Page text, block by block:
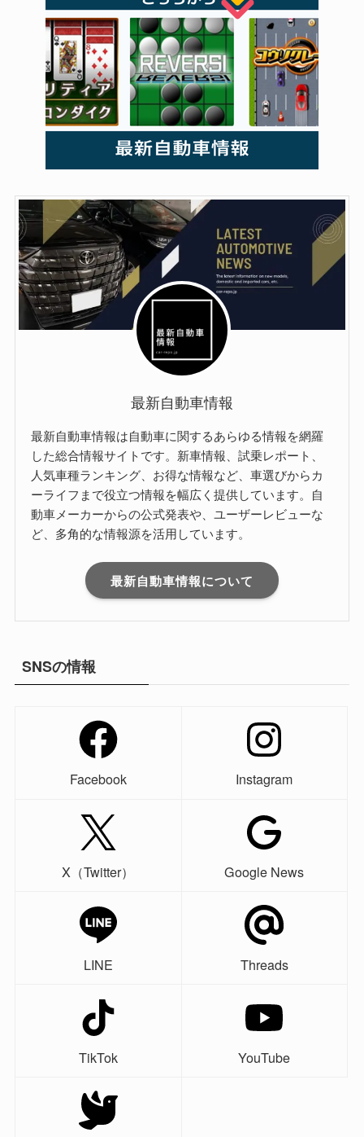
最新自動車情報
最新自動車情報は自動車に関するあらゆる情報を網羅
した総合情報サイトです。新車情報、試乗レポート、
人気車種ランキング、お得な情報など、車選びからカ
ーライフまで役立つ情報を幅広く提供しています。自
動車メーカーからの公式発表や、ユーザーレビューな
ど、多角的な情報源を活用しています。
最新自動車情報について
SNSの情報
Facebook Instagram
X（Twitter） Google News
LINE Threads
TikTok YouTube